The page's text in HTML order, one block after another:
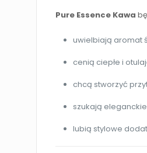
Pure Essence Kawa
uwielbiają aromat
cenią ciepłe i
chcą stworzyć
szukają
lubią stylowe